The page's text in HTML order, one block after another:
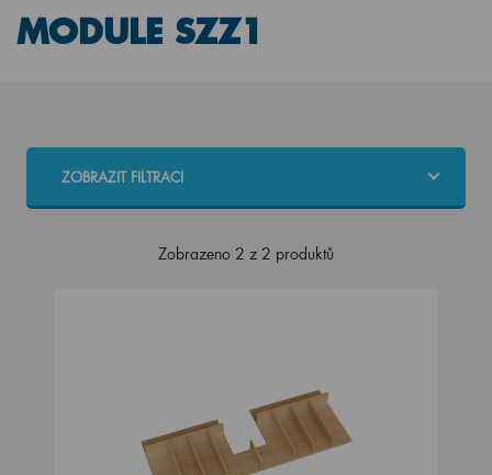
MODULE SZZ1
ZOBRAZIT FILTRACI
Zobrazeno 2 z 2 produktů